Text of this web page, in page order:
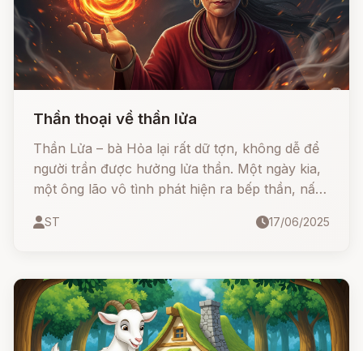
Thần thoại về thần lửa
Thần Lửa – bà Hỏa lại rất dữ tợn, không dễ để
người trần được hưởng lửa thần. Một ngày kia,
một ông lão vô tình phát hiện ra bếp thần, nấu
nhiên, chỉ một chút sơ ý của người con dâu –
ST 17/06/2025